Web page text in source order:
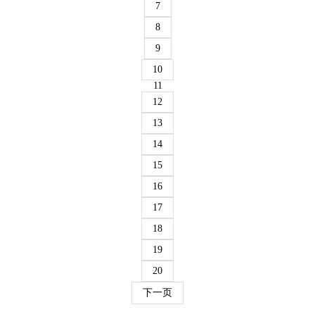
7
8
9
10
11
12
13
14
15
16
17
18
19
20
下一页